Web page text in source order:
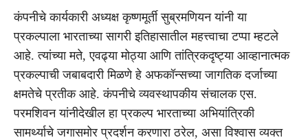
कंपनीचे कार्यकारी अध्यक्ष कृष्णमूर्ती सुब्रमणियन यांनी या
प्रकल्पाला भारताच्या सागरी इतिहासातील महत्त्वाचा टप्पा म्हटले
आहे. त्यांच्या मते, एवढ्या मोठ्या आणि तांत्रिकदृष्ट्या आव्हानात्मक
प्रकल्पाची जबाबदारी मिळणे हे अफकॉन्सच्या जागतिक दर्जाच्या
क्षमतेचे प्रतीक आहे. कंपनीचे व्यवस्थापकीय संचालक एस.
परमशिवन यांनीदेखील हा प्रकल्प भारताच्या अभियांत्रिकी
सामर्थ्याचे जगासमोर प्रदर्शन करणारा ठरेल, असा विश्वास व्यक्त